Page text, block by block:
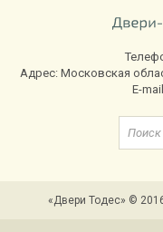
Адрес: Московская
E-
«Двери Тодес» ©